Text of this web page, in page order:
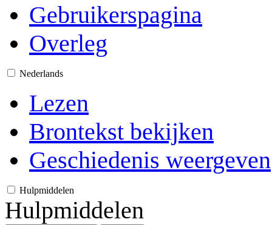
Gebruikerspagina
Overleg
Nederlands
Lezen
Brontekst bekijken
Geschiedenis weergeven
Hulpmiddelen
Hulpmiddelen